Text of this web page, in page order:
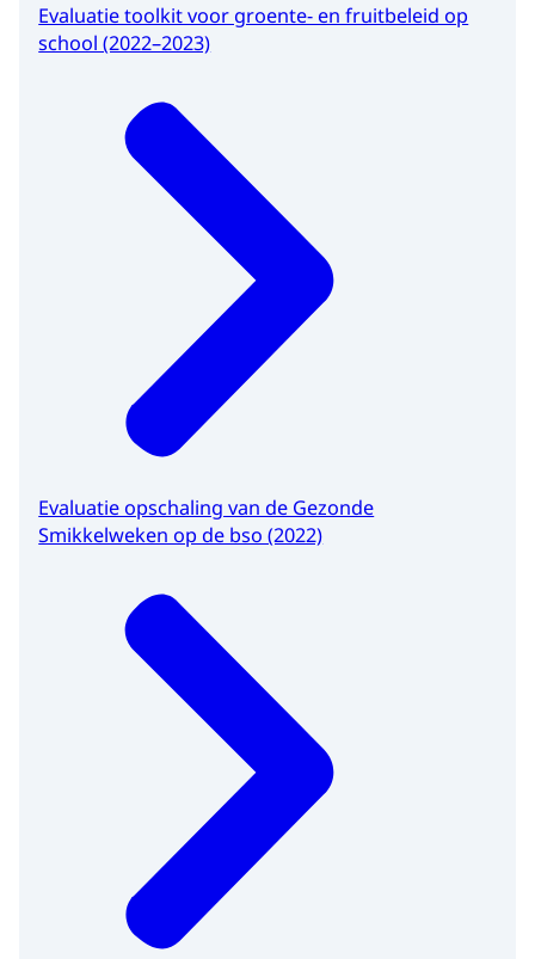
Evaluatie toolkit voor groente- en fruitbeleid op
school (2022–2023)
Evaluatie opschaling van de Gezonde
Smikkelweken op de bso (2022)